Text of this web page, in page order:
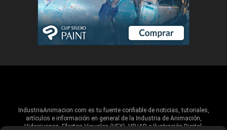
IndustriaAnimacion.com es tu fuente confiable de noticias, tutoriales,
artículos e información en general de la Industria de Animación,
Videojuegos, Efectos Visuales (VFX), VR/AR e Ilustración Digital.